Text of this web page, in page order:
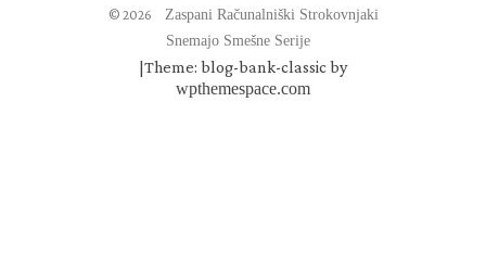
© 2026
Zaspani Računalniški Strokovnjaki
Snemajo Smešne Serije
Theme: blog-bank-classic by
wpthemespace.com